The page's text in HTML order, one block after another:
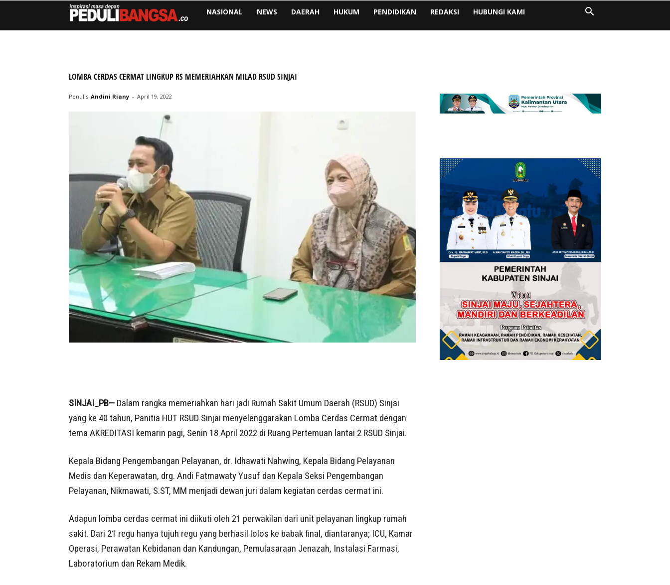
NASIONAL NEWS DAERAH HUKUM PENDIDIKAN REDAKSI HUBUNGI KAMI
LOMBA CERDAS CERMAT LINGKUP RS MEMERIAHKAN MILAD RSUD SINJAI
Penulis Andini Riany - April 19, 2022
SINJAI_PB— Dalam rangka memeriahkan hari jadi Rumah Sakit Umum Daerah (RSUD) Sinjai
yang ke 40 tahun, Panitia HUT RSUD Sinjai menyelenggarakan Lomba Cerdas Cermat dengan
tema AKREDITASI kemarin pagi, Senin 18 April 2022 di Ruang Pertemuan lantai 2 RSUD Sinjai.
Kepala Bidang Pengembangan Pelayanan, dr. Idhawati Nahwing, Kepala Bidang Pelayanan
Medis dan Keperawatan, drg. Andi Fatmawaty Yusuf dan Kepala Seksi Pengembangan
Pelayanan, Nikmawati, S.ST, MM menjadi dewan juri dalam kegiatan cerdas cermat ini.
Adapun lomba cerdas cermat ini diikuti oleh 21 perwakilan dari unit pelayanan lingkup rumah
sakit. Dari 21 regu hanya tujuh regu yang berhasil lolos ke babak final, diantaranya; ICU, Kamar
Operasi, Perawatan Kebidanan dan Kandungan, Pemulasaraan Jenazah, Instalasi Farmasi,
Laboratorium dan Rekam Medik.